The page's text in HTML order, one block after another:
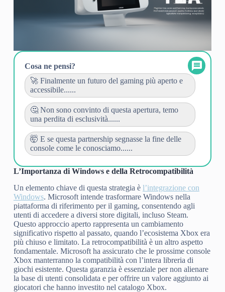
Cosa ne pensi?
🚀 Finalmente un futuro del gaming più aperto e
accessibile......
🤔 Non sono convinto di questa apertura, temo
una perdita di esclusività......
🤯 E se questa partnership segnasse la fine delle
console come le conosciamo......
L’Importanza di Windows e della Retrocompatibilità
Un elemento chiave di questa strategia è l’integrazione con
Windows. Microsoft intende trasformare Windows nella
piattaforma di riferimento per il gaming, consentendo agli
utenti di accedere a diversi store digitali, incluso Steam.
Questo approccio aperto rappresenta un cambiamento
significativo rispetto al passato, quando l’ecosistema Xbox era
più chiuso e limitato. La retrocompatibilità è un altro aspetto
fondamentale. Microsoft ha assicurato che le prossime console
Xbox manterranno la compatibilità con l’intera libreria di
giochi esistente. Questa garanzia è essenziale per non alienare
la base di utenti consolidata e per offrire un valore aggiunto ai
giocatori che hanno investito nel catalogo Xbox.